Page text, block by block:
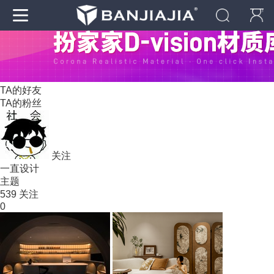
TA的好友
TA的粉丝
关注
一直设计
主题
539 关注
0